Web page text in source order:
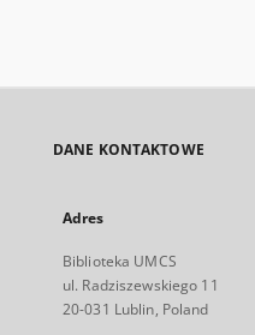
DANE KONTAKTOWE
Adres
Biblioteka UMCS
ul. Radziszewskiego 11
20-031 Lublin, Poland